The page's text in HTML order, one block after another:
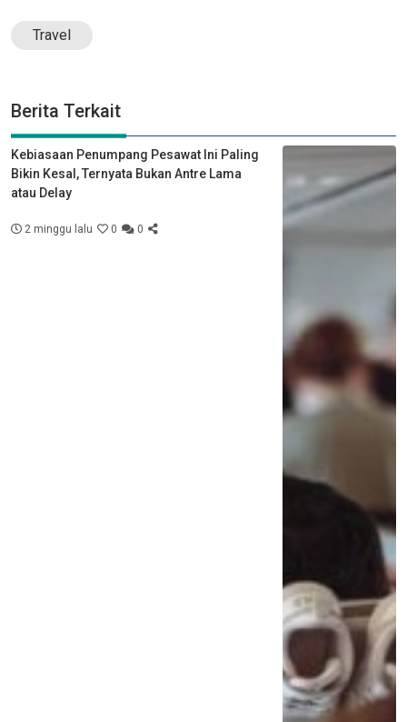
Travel
Berita Terkait
Kebiasaan Penumpang Pesawat Ini Paling
Bikin Kesal, Ternyata Bukan Antre Lama
atau Delay
2 minggu lalu 0 0